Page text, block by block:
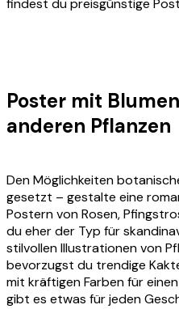
findest du preisgünstige
Poster mit
anderen Pflanzen
Den Möglichkeiten
gesetzt – gestalte eine
Postern von Rosen,
du eher der Typ für
stilvollen Illustrationen von
bevorzugst du trendige
mit kräftigen Farben für
gibt es etwas für jeden